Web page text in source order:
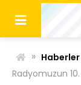
content
» Haberler
Radyomuzun